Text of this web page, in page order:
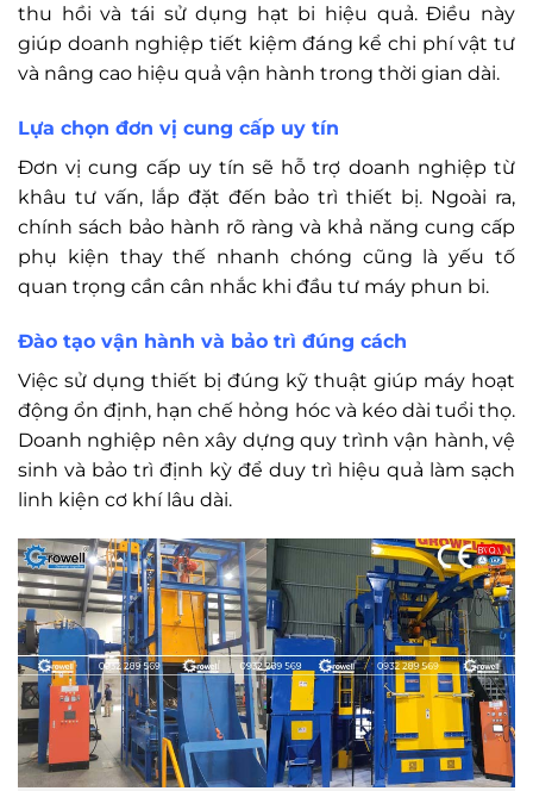
thu hồi và tái sử dụng hạt bi hiệu quả. Điều này
giúp doanh nghiệp tiết kiệm đáng kể chi phí vật tư
và nâng cao hiệu quả vận hành trong thời gian dài.
Lựa chọn đơn vị cung cấp uy tín
Đơn vị cung cấp uy tín sẽ hỗ trợ doanh nghiệp từ
khâu tư vấn, lắp đặt đến bảo trì thiết bị. Ngoài ra,
chính sách bảo hành rõ ràng và khả năng cung cấp
phụ kiện thay thế nhanh chóng cũng là yếu tố
quan trọng cần cân nhắc khi đầu tư máy phun bi.
Đào tạo vận hành và bảo trì đúng cách
Việc sử dụng thiết bị đúng kỹ thuật giúp máy hoạt
động ổn định, hạn chế hỏng hóc và kéo dài tuổi thọ.
Doanh nghiệp nên xây dựng quy trình vận hành, vệ
sinh và bảo trì định kỳ để duy trì hiệu quả làm sạch
linh kiện cơ khí lâu dài.